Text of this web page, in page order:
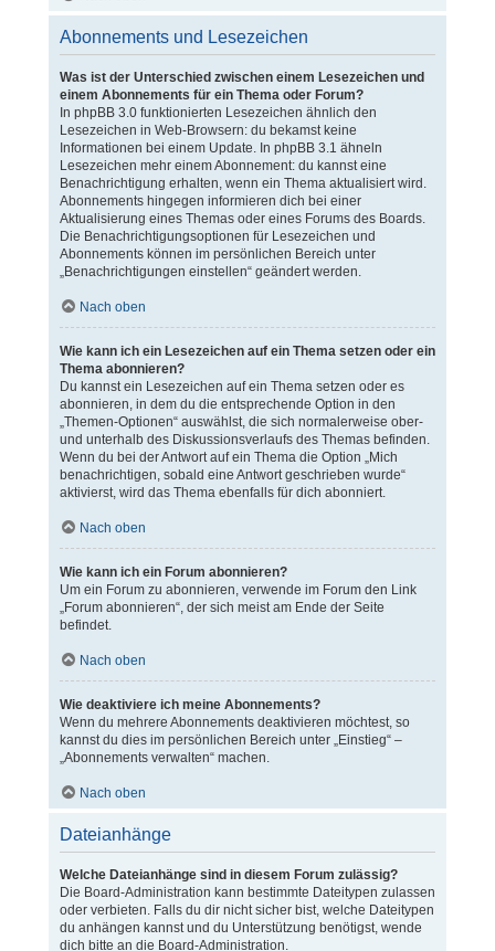
Abonnements und Lesezeichen
Was ist der Unterschied zwischen einem Lesezeichen und
einem Abonnements für ein Thema oder Forum?
In phpBB 3.0 funktionierten Lesezeichen ähnlich den
Lesezeichen in Web-Browsern: du bekamst keine
Informationen bei einem Update. In phpBB 3.1 ähneln
Lesezeichen mehr einem Abonnement: du kannst eine
Benachrichtigung erhalten, wenn ein Thema aktualisiert wird.
Abonnements hingegen informieren dich bei einer
Aktualisierung eines Themas oder eines Forums des Boards.
Die Benachrichtigungsoptionen für Lesezeichen und
Abonnements können im persönlichen Bereich unter
„Benachrichtigungen einstellen“ geändert werden.
Nach oben
Wie kann ich ein Lesezeichen auf ein Thema setzen oder ein
Thema abonnieren?
Du kannst ein Lesezeichen auf ein Thema setzen oder es
abonnieren, in dem du die entsprechende Option in den
„Themen-Optionen“ auswählst, die sich normalerweise ober-
und unterhalb des Diskussionsverlaufs des Themas befinden.
Wenn du bei der Antwort auf ein Thema die Option „Mich
benachrichtigen, sobald eine Antwort geschrieben wurde“
aktivierst, wird das Thema ebenfalls für dich abonniert.
Nach oben
Wie kann ich ein Forum abonnieren?
Um ein Forum zu abonnieren, verwende im Forum den Link
„Forum abonnieren“, der sich meist am Ende der Seite
befindet.
Nach oben
Wie deaktiviere ich meine Abonnements?
Wenn du mehrere Abonnements deaktivieren möchtest, so
kannst du dies im persönlichen Bereich unter „Einstieg“ –
„Abonnements verwalten“ machen.
Nach oben
Dateianhänge
Welche Dateianhänge sind in diesem Forum zulässig?
Die Board-Administration kann bestimmte Dateitypen zulassen
oder verbieten. Falls du dir nicht sicher bist, welche Dateitypen
du anhängen kannst und du Unterstützung benötigst, wende
dich bitte an die Board-Administration.